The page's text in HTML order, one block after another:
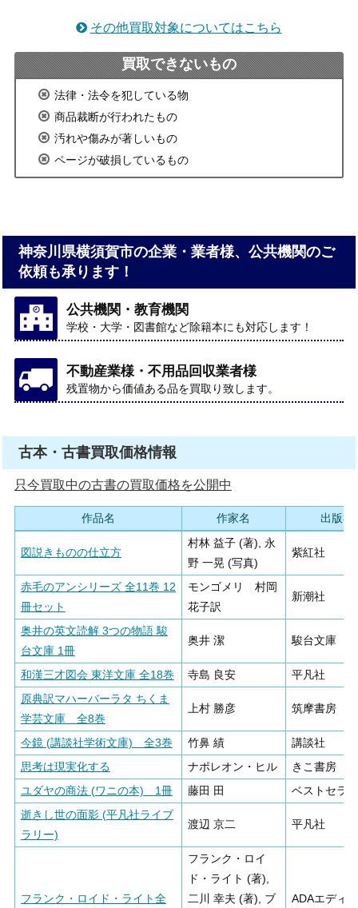
その他買取対象についてはこちら
買取できないもの
法律・法令を犯している物
商品裁断が行われたもの
汚れや傷みが著しいもの
ページが破損しているもの
神奈川県横須賀市の企業・業者様、公共機関のご
依頼も承ります！
公共機関・教育機関
学校・大学・図書館など除籍本にも対応します！
不動産業様・不用品回収業者様
残置物から価値ある品を買取り致します。
古本・古書買取価格情報
只今買取中の古書の買取価格を公開中
作品名 作家名 出版社
図説きものの仕立方
村林 益子 (著), 永
野 一晃 (写真)
紫紅社
赤毛のアンシリーズ 全11巻 12
冊セット
モンゴメリ 村岡
花子訳
新潮社
奥井の英文読解 3つの物語 駿
台文庫 1冊
奥井 潔 駿台文庫
和漢三才図会 東洋文庫 全18巻 寺島 良安
平凡社
原典訳マハーバーラタ ちくま
学芸文庫 全8巻
上村 勝彦 筑摩書房
今鏡 (講談社学術文庫) 全3巻 竹鼻 績
講談社
思考は現実化する
ナポレオン・ヒル
きこ書房
ユダヤの商法 (ワニの本) 1冊
藤田 田
ベストセラ
逝きし世の面影 (平凡社ライブ
ラリー)
渡辺 京二 平凡社
フランク・ロイド・ライト全
フランク・ロイ
ド・ライト (著),
二川 幸夫 (著), ブ
ADAエディ